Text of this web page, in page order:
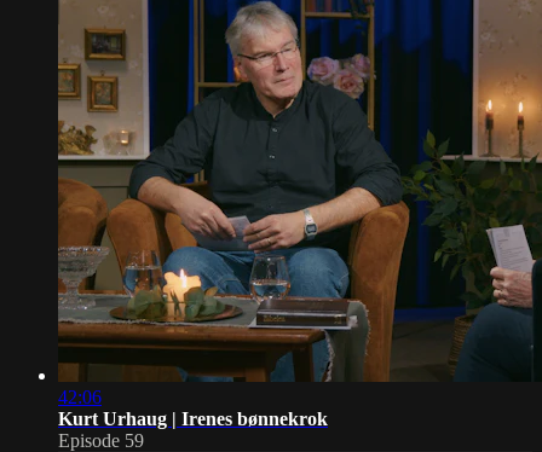
42:06
Kurt Urhaug | Irenes bønnekrok
Episode 59